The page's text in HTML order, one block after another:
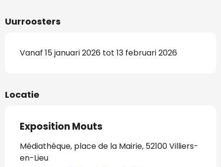
Uurroosters
Vanaf 15 januari 2026 tot 13 februari 2026
Locatie
Exposition Mouts
Médiathèque, place de la Mairie, 52100 Villiers-
en-Lieu